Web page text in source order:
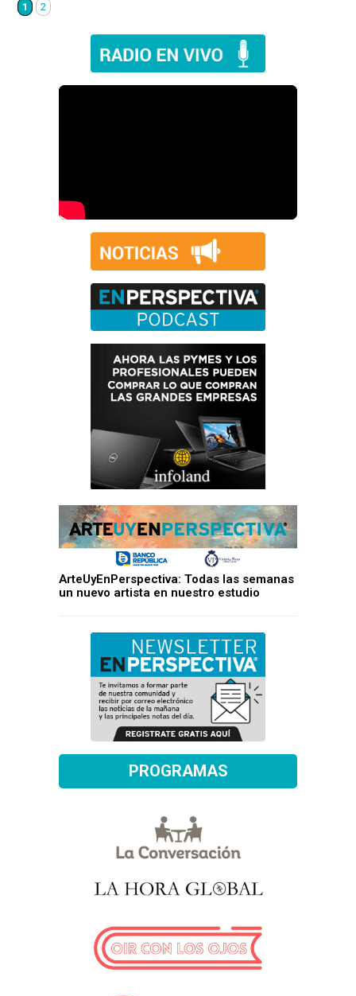
1 2
ArteUyEnPerspectiva: Todas las semanas
un nuevo artista en nuestro estudio
PROGRAMAS